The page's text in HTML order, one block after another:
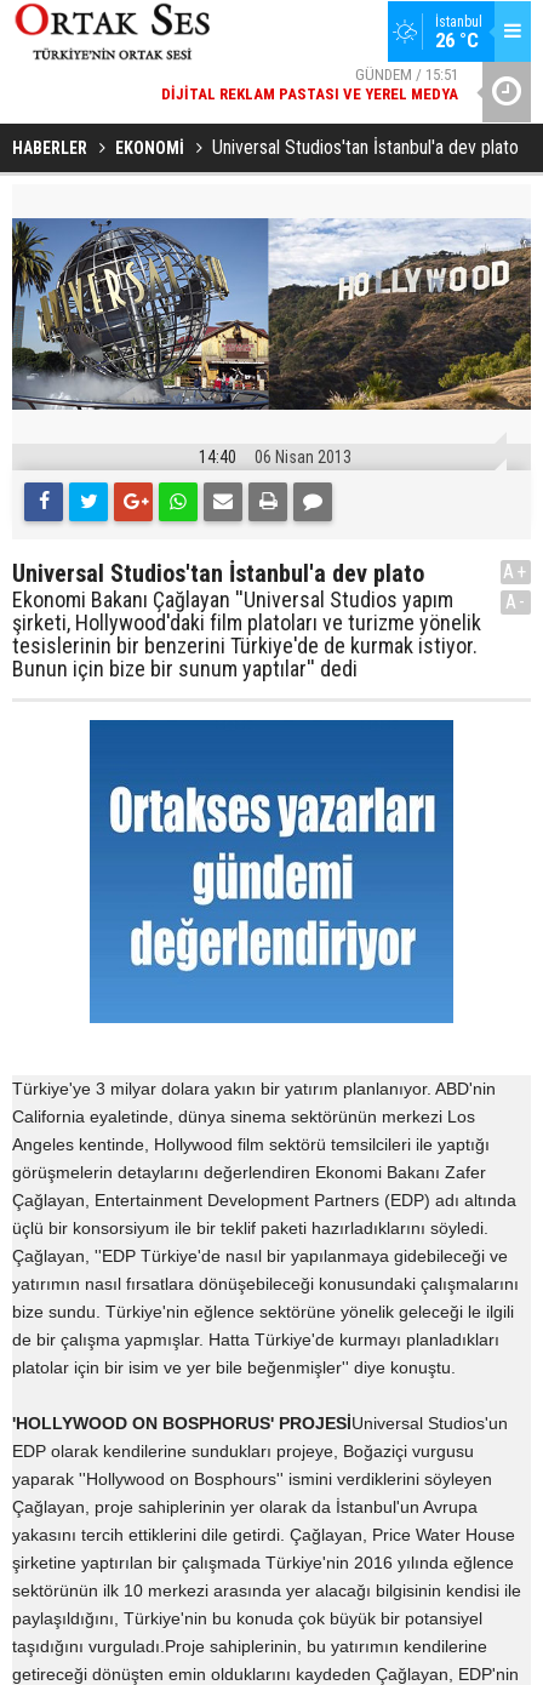
İstanbul
26 °C
GÜNDEM / 15:51
DIJITAL REKLAM PASTASI VE YEREL MEDYA
SPOR / 14:20
HABERLER EKONOMİ Universal Studios'tan İstanbul'a dev plato
14:40 06 Nisan 2013
Universal Studios'tan İstanbul'a dev plato
Ekonomi Bakanı Çağlayan ''Universal Studios yapım
şirketi, Hollywood'daki film platoları ve turizme yönelik
tesislerinin bir benzerini Türkiye'de de kurmak istiyor.
Bunun için bize bir sunum yaptılar'' dedi
A+
A-
Türkiye'ye 3 milyar dolara yakın bir yatırım planlanıyor. ABD'nin
California eyaletinde, dünya sinema sektörünün merkezi Los
Angeles kentinde, Hollywood film sektörü temsilcileri ile yaptığı
görüşmelerin detaylarını değerlendiren Ekonomi Bakanı Zafer
Çağlayan, Entertainment Development Partners (EDP) adı altında
üçlü bir konsorsiyum ile bir teklif paketi hazırladıklarını söyledi.
Çağlayan, ''EDP Türkiye'de nasıl bir yapılanmaya gidebileceği ve
yatırımın nasıl fırsatlara dönüşebileceği konusundaki çalışmalarını
bize sundu. Türkiye'nin eğlence sektörüne yönelik geleceği le ilgili
de bir çalışma yapmışlar. Hatta Türkiye'de kurmayı planladıkları
platolar için bir isim ve yer bile beğenmişler'' diye konuştu.
'HOLLYWOOD ON BOSPHORUS' PROJESİUniversal Studios'un
EDP olarak kendilerine sundukları projeye, Boğaziçi vurgusu
yaparak ''Hollywood on Bosphours'' ismini verdiklerini söyleyen
Çağlayan, proje sahiplerinin yer olarak da İstanbul'un Avrupa
yakasını tercih ettiklerini dile getirdi. Çağlayan, Price Water House
şirketine yaptırılan bir çalışmada Türkiye'nin 2016 yılında eğlence
sektörünün ilk 10 merkezi arasında yer alacağı bilgisinin kendisi ile
paylaşıldığını, Türkiye'nin bu konuda çok büyük bir potansiyel
taşıdığını vurguladı.Proje sahiplerinin, bu yatırımın kendilerine
getireceği dönüşten emin olduklarını kaydeden Çağlayan, EDP'nin